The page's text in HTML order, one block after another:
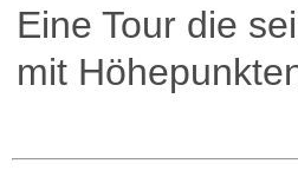
Eine Tour die
mit